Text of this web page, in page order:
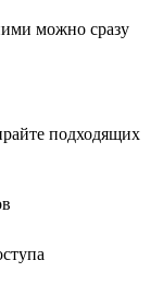
можно сразу
подходящих